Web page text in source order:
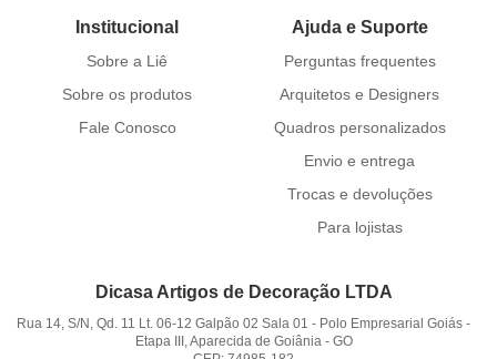
Institucional
Sobre a Liê
Sobre os produtos
Fale Conosco
Ajuda e Suporte
Perguntas frequentes
Arquitetos e Designers
Quadros personalizados
Envio e entrega
Trocas e devoluções
Para lojistas
Dicasa Artigos de Decoração LTDA
Rua 14, S/N, Qd. 11 Lt. 06-12 Galpão 02 Sala 01 - Polo Empresarial Goiás -
Etapa III, Aparecida de Goiânia- GO